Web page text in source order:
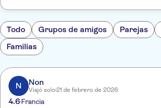
Todo Grupos de amigos Parejas
Familias
N Non
Viajó solo21 de febrero de 2026
4.6Francia